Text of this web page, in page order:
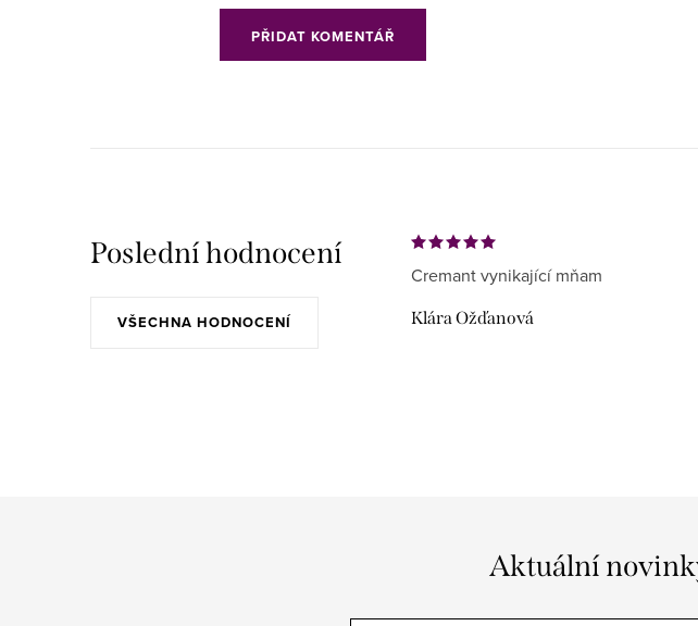
PŘIDAT KOMENTÁŘ
Poslední hodnocení
VŠECHNA HODNOCENÍ
Cremant vynikající mňam
Klára Ožďanová
Aktuální